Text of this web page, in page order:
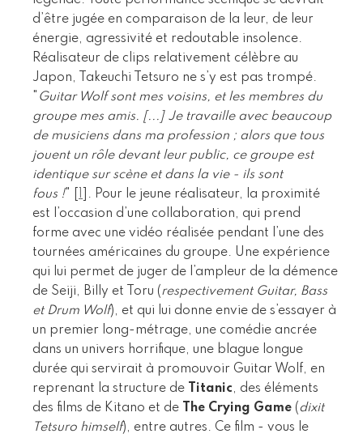
d’être jugée en comparaison de la leur, de leur
énergie, agressivité et redoutable insolence.
Réalisateur de clips relativement célèbre au
Japon, Takeuchi Tetsuro ne s’y est pas trompé.
Guitar Wolf sont mes voisins, et les membres du
groupe mes amis. [...] Je travaille avec beaucoup
de musiciens dans ma profession ; alors que tous
jouent un rôle devant leur public, ce groupe est
identique sur scène et dans la vie - ils sont
fous !"
. Pour le jeune réalisateur, la proximité
est l’occasion d’une collaboration, qui prend
forme avec une vidéo réalisée pendant l’une des
tournées américaines du groupe. Une expérience
qui lui permet de juger de l’ampleur de la démence
de Seiji, Billy et Toru (respectivement Guitar, Bass
et Drum Wolf), et qui lui donne envie de s’essayer à
un premier long-métrage, une comédie ancrée
dans un univers horrifique, une blague longue
durée qui servirait à promouvoir Guitar Wolf, en
reprenant la structure de
Titanic, des éléments
des films de Kitano et de
The Crying Game (dixit
Tetsuro himself), entre autres. Ce film - vous le